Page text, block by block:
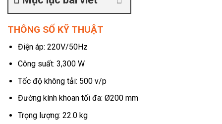
THÔNG SỐ KỸ THUẬT
Điện áp: 220V/50Hz
Công suất: 3,300 W
Tốc độ không tải: 500 v/p
Đường kính khoan tối đa: Ø200 mm
Trọng lượng: 22.0 kg